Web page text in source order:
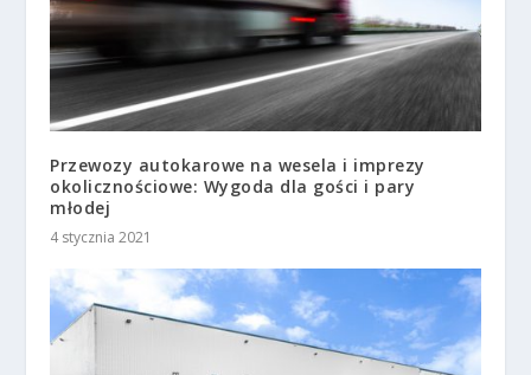
Przewozy autokarowe na wesela i imprezy
okolicznościowe: Wygoda dla gości i pary
młodej
4 stycznia 2021